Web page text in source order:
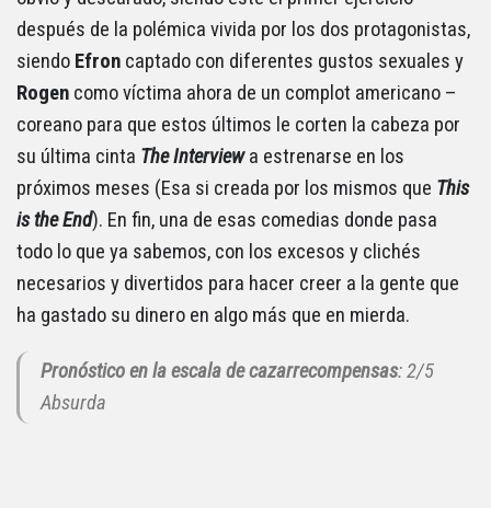
después de la polémica vivida por los dos protagonistas,
siendo Efron captado con diferentes gustos sexuales y
Rogen como víctima ahora de un complot americano –
coreano para que estos últimos le corten la cabeza por
su última cinta The Interviewa estrenarse en los
próximos meses (Esa si creada por los mismos que This
is the End). En fin, una de esas comedias donde pasa
todo lo que ya sabemos, con los excesos y clichés
necesarios y divertidos para hacer creer a la gente que
ha gastado su dinero en algo más que en mierda.
Pronóstico en la escala de cazarrecompensas: 2/5
Absurda